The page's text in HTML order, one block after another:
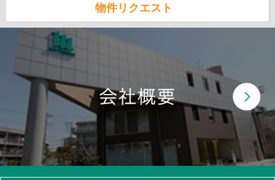
物件リクエスト